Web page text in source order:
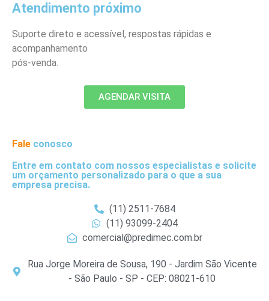
Atendimento próximo
Suporte direto e acessível, respostas rápidas e
acompanhamento
pós-venda.
AGENDAR VISITA
Fale conosco
Entre em contato com nossos especialistas e solicite
um orçamento personalizado para o que a sua
empresa precisa.
(11) 2511-7684
(11) 93099-2404
comercial@predimec.com.br
Rua Jorge Moreira de Sousa, 190 - Jardim São Vicente
- São Paulo - SP - CEP: 08021-610